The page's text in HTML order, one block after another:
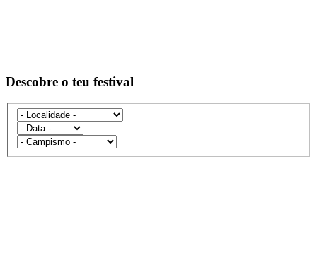
Descobre o teu festival